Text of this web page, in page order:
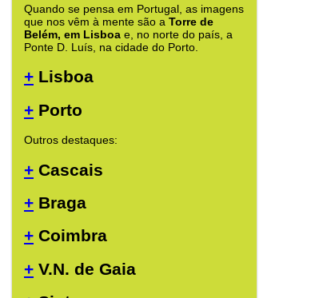
Quando se pensa em Portugal, as imagens
que nos vêm à mente são a Torre de
Belém, em Lisboa e, no norte do país, a
Ponte D. Luís, na cidade do Porto.
+ Lisboa
+ Porto
Outros destaques:
+ Cascais
+ Braga
+ Coimbra
+ V.N. de Gaia